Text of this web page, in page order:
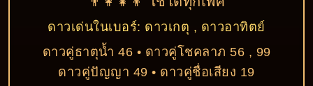
ดาวเด่นในเบอร์: ดาวเกตุ , ดาวอาทิตย์
ดาวคู่ธาตุน้ำ 46 • ดาวคู่โชคลาภ 56 , 99
ดาวคู่ปัญญา 49 • ดาวคู่ชื่อเสียง 19